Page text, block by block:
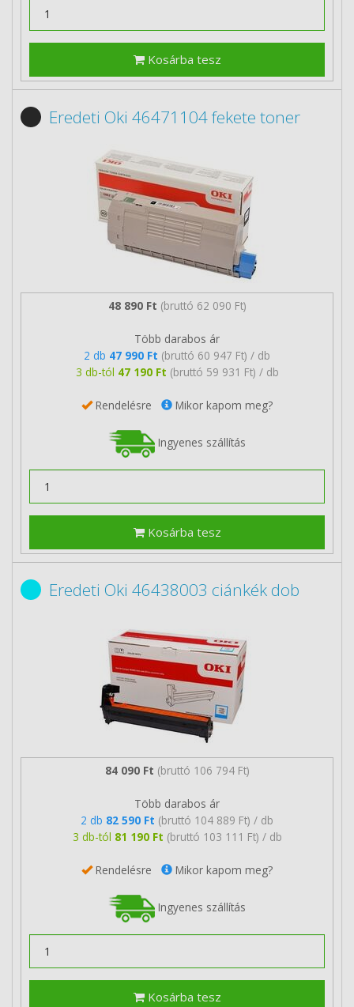
Kosárba tesz
Eredeti Oki 46471104 fekete toner
48 890 Ft (bruttó 62 090 Ft)
Több darabos ár
2 db 47 990 Ft (bruttó 60 947 Ft) / db
3 db-tól 47 190 Ft (bruttó 59 931 Ft) / db
Rendelésre Mikor kapom meg?
Ingyenes szállítás
Kosárba tesz
Eredeti Oki 46438003 ciánkék dob
84 090 Ft (bruttó 106 794 Ft)
Több darabos ár
2 db 82 590 Ft (bruttó 104 889 Ft) / db
3 db-tól 81 190 Ft (bruttó 103 111 Ft) / db
Rendelésre Mikor kapom meg?
Ingyenes szállítás
Kosárba tesz